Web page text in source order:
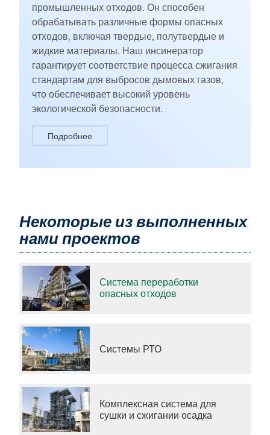
промышленных отходов. Он способен
обрабатывать различные формы опасных
отходов, включая твердые, полутвердые и
жидкие материалы. Наш инсинератор
гарантирует соответствие процесса сжигания
стандартам для выбросов дымовых газов,
что обеспечивает высокий уровень
экологической безопасности.
Подробнее
Некоторые из выполненных
нами проектов
Система переработки
опасных отходов
Системы РТО
Комплексная система для
сушки и сжигании осадка